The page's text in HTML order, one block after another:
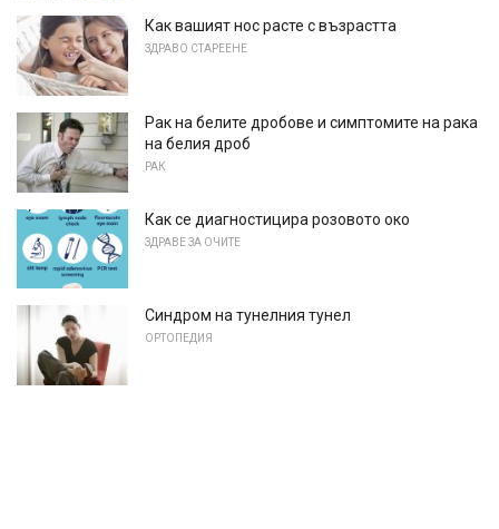
Как вашият нос расте с възрастта
ЗДРАВО СТАРЕЕНЕ
Рак на белите дробове и симптомите на рака
на белия дроб
РАК
Как се диагностицира розовото око
ЗДРАВЕ ЗА ОЧИТЕ
Синдром на тунелния тунел
ОРТОПЕДИЯ